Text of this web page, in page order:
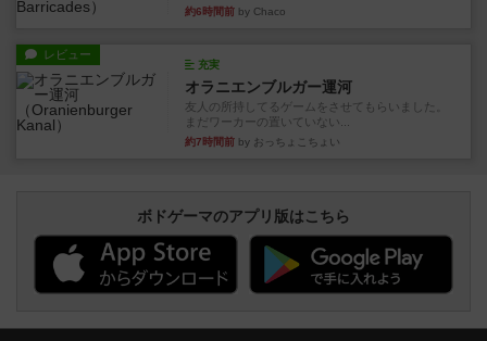
約6時間前 by Chaco
レビュー
充実
オラニエンブルガー運河
友人の所持してるゲームをさせてもらいました。
まだワーカーの置いていない...
約7時間前 by おっちょこちょい
ボドゲーマのアプリ版はこちら